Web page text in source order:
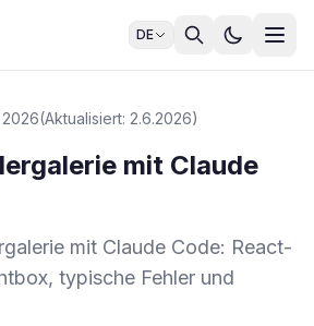
DE
(Aktualisiert: 2.6.2026)
mit Claude
mit Claude Code: React-
typische Fehler und